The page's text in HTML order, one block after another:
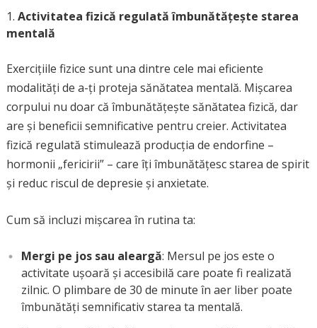
Activitatea fizică regulată îmbunătățește starea
mentală
Exercițiile fizice sunt una dintre cele mai eficiente
modalități de a-ți proteja sănătatea mentală. Mișcarea
corpului nu doar că îmbunătățește sănătatea fizică, dar
are și beneficii semnificative pentru creier. Activitatea
fizică regulată stimulează producția de endorfine –
hormonii „fericirii” – care îți îmbunătățesc starea de spirit
și reduc riscul de depresie și anxietate.
Cum să incluzi mișcarea în rutina ta:
Mergi pe jos sau aleargă: Mersul pe jos este o
activitate ușoară și accesibilă care poate fi realizată
zilnic. O plimbare de 30 de minute în aer liber poate
îmbunătăți semnificativ starea ta mentală.